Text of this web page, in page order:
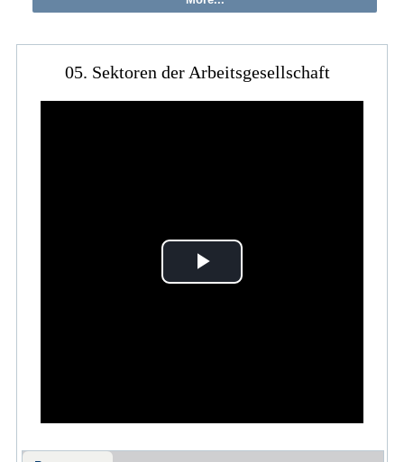
05. Sektoren der Arbeitsgesellschaft
Play